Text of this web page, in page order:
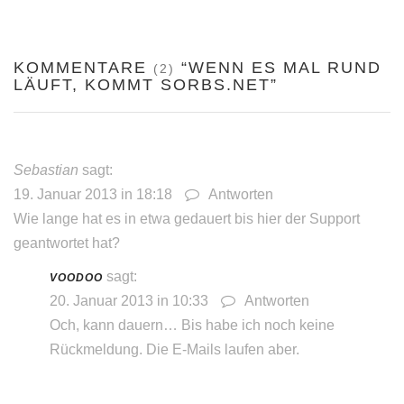
KOMMENTARE (2)
“WENN ES MAL RUND
LÄUFT, KOMMT SORBS.NET”
Sebastian sagt:
19. Januar 2013 in 18:18
Antworten
Wie lange hat es in etwa gedauert bis hier der Support
geantwortet hat?
VOODOO sagt:
20. Januar 2013 in 10:33
Antworten
Och, kann dauern… Bis habe ich noch keine
Rückmeldung. Die E-Mails laufen aber.